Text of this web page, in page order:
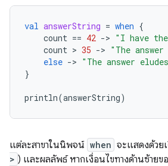
val answerString = when {
count == 42 -> "I have
count > 35 -> "The
else -> "The answer
}
println(answerString)
แต่ละสาขาในนิพจน์ when จะแสดงด้วย
> ) และผลลัพธ์ หากเงื่อนไขทางด้านซ้ายข